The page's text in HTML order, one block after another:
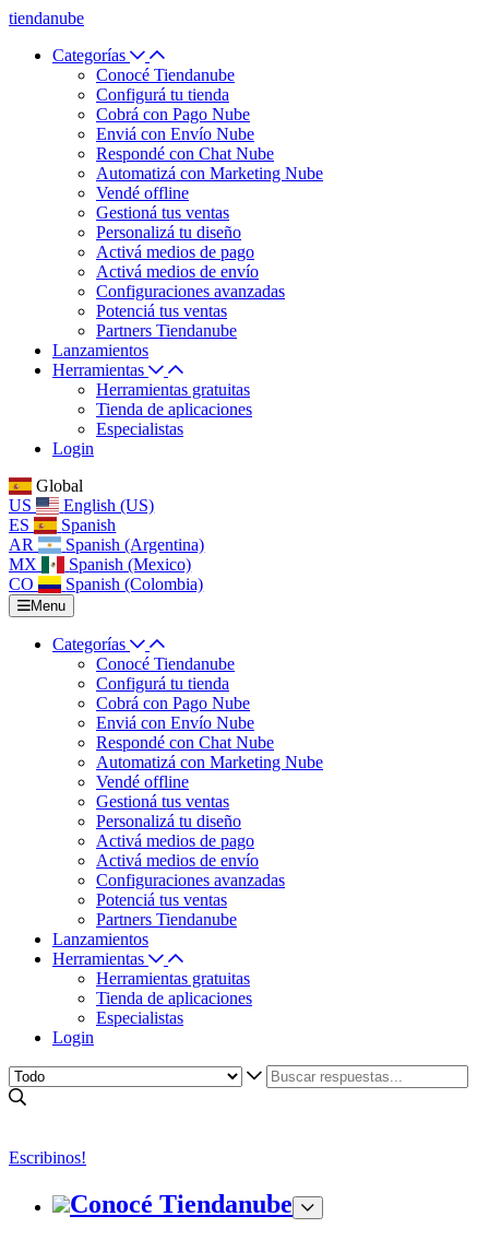
tiendanube
Categorías
Conocé Tiendanube
Configurá tu tienda
Cobrá con Pago Nube
Enviá con Envío Nube
Respondé con Chat Nube
Automatizá con Marketing Nube
Vendé offline
Gestioná tus ventas
Personalizá tu diseño
Activá medios de pago
Activá medios de envío
Configuraciones avanzadas
Potenciá tus ventas
Partners Tiendanube
Lanzamientos
Herramientas
Herramientas gratuitas
Tienda de aplicaciones
Especialistas
Login
Global
US
English (US)
ES
Spanish
AR
Spanish (Argentina)
MX
Spanish (Mexico)
CO
Spanish (Colombia)
Menu
Categorías
Conocé Tiendanube
Configurá tu tienda
Cobrá con Pago Nube
Enviá con Envío Nube
Respondé con Chat Nube
Automatizá con Marketing Nube
Vendé offline
Gestioná tus ventas
Personalizá tu diseño
Activá medios de pago
Activá medios de envío
Configuraciones avanzadas
Potenciá tus ventas
Partners Tiendanube
Lanzamientos
Herramientas
Herramientas gratuitas
Tienda de aplicaciones
Especialistas
Login
Escribinos!
Conocé Tiendanube